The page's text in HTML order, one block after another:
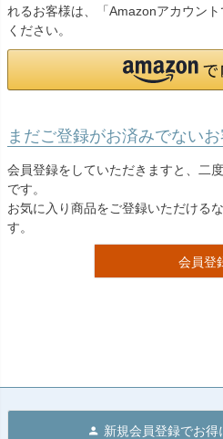
れるお客様は、「Amazonアカウン
ください。
まだご登録がお済みでない
会員登録をしていただきますと、二
です。
お気に入り商品をご登録いただける
す。
会員登
新規会員登録でお得